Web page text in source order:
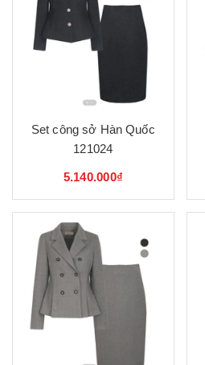
Set công sở Hàn Quốc
121024
5.140.000₫